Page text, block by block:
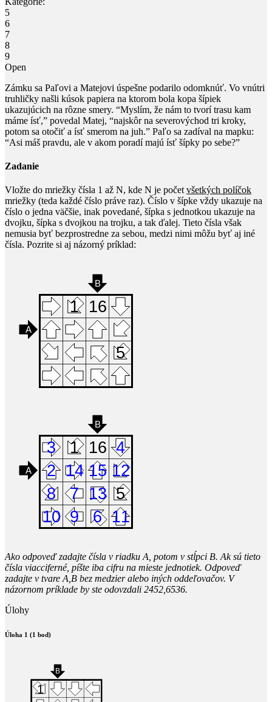
5
6
7
8
9
Open
Zámku sa Paľovi a Matejovi úspešne podarilo odomknúť. Vo vnútri
truhličky našli kúsok papiera na ktorom bola kopa šípiek
ukazujúcich na rôzne smery. “Myslím, že nám to tvorí trasu kam
máme ísť,” povedal Matej, “najskôr na severovýchod tri kroky,
potom sa otočiť a ísť smerom na juh.” Paľo sa zadíval na mapku:
“Asi máš pravdu, ale v akom poradí majú ísť šípky po sebe?”
Zadanie
Vložte do mriežky čísla 1 až N, kde N je počet všetkých políčok
mriežky (teda každé číslo práve raz). Číslo v šípke vždy ukazuje na
číslo o jedna väčšie, inak povedané, šípka s jednotkou ukazuje na
dvojku, šípka s dvojkou na trojku, a tak ďalej. Tieto čísla však
nemusia byť bezprostredne za sebou, medzi nimi môžu byť aj iné
čísla. Pozrite si aj názorný príklad:
Ako odpoveď zadajte čísla v riadku A, potom v stĺpci B. Ak sú tieto
čísla viacciferné, píšte iba cifru na mieste jednotiek. Odpoveď
zadajte v tvare A,B bez medzier alebo iných oddeľovačov. V
názornom príklade by ste odovzdali 2452,6536.
Úlohy
Úloha 1 (1 bod)